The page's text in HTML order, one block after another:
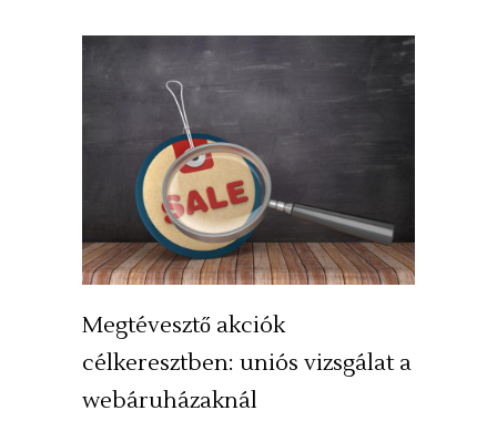
Megtévesztő akciók
célkeresztben: uniós vizsgálat a
webáruházaknál